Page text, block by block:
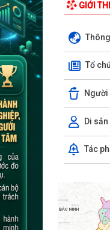
GIỚI
Tổ
Người
Di
Tác